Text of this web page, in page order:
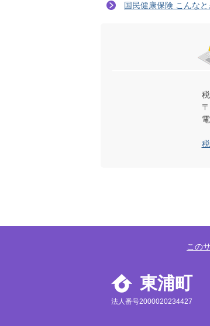
国民健康保険 こんな
この
東浦町
法人番号2000020234427